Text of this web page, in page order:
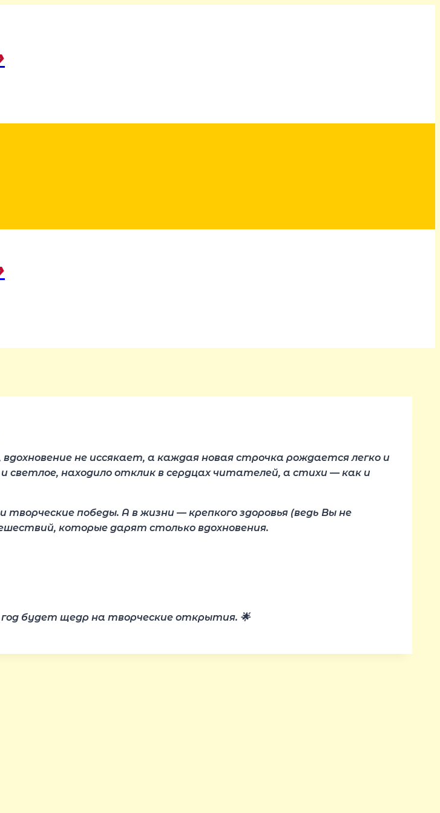
не иссякает, а каждая новая строчка рождается легко и
находило отклик в сердцах читателей, а стихи — как и
победы. А в жизни — крепкого здоровья (ведь Вы не
которые дарят столько вдохновения.
будет щедр на творческие открытия. 🌟